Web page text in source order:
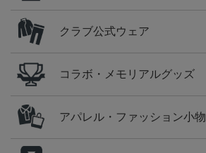
クラブ公式ウェア
コラボ・メモリアルグッズ
アパレル・ファッション小物